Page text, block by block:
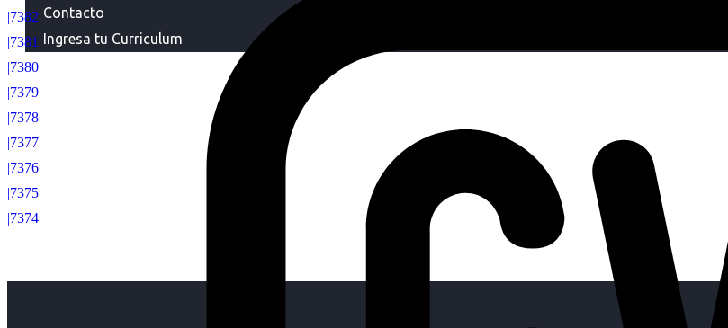
Contacto
Ingresa tu Curriculum
|7382
|7381
|7380
|7379
|7378
|7377
|7376
|7375
|7374